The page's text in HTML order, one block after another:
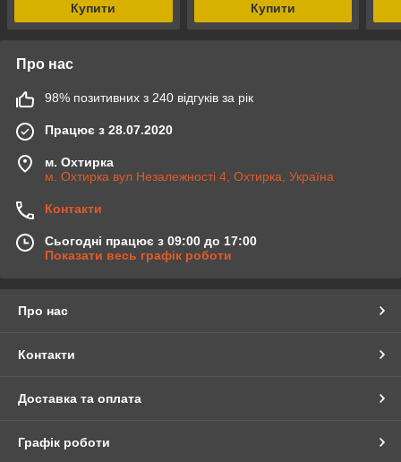
Купити Купити
Про нас
98% позитивних з 240 відгуків за рік
Працює з 28.07.2020
м. Охтирка
м. Охтирка вул Незалежності 4, Охтирка, Україна
Контакти
Сьогодні працює з 09:00 до 17:00
Показати весь графік роботи
Про нас
Контакти
Доставка та оплата
Графік роботи